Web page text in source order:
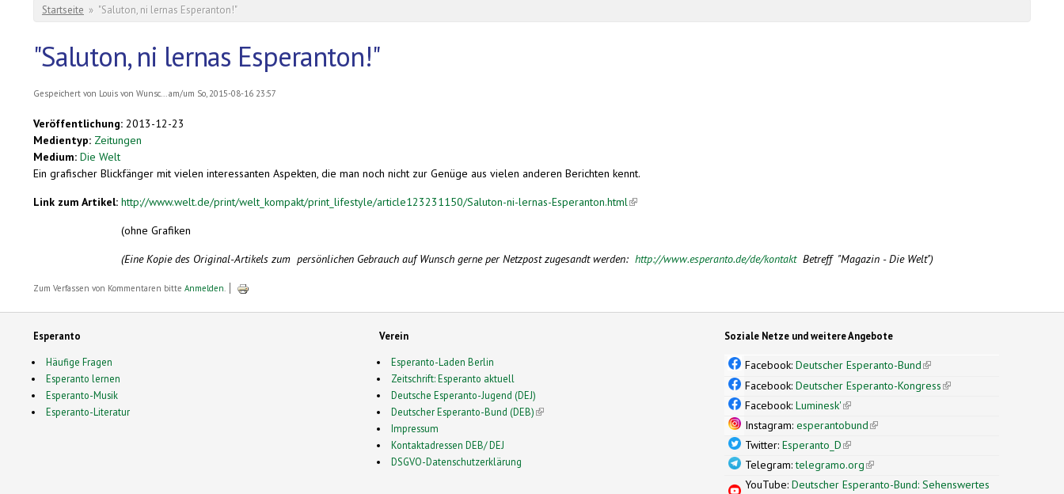
Sie sind hier
Startseite » "Saluton, ni lernas Esperanton!"
"Saluton, ni lernas Esperanton!"
Gespeichert von Louis von Wunsc...am/um So, 2015-08-16 23:57
Veröffentlichung: 2013-12-23
Medientyp: Zeitungen
Medium: Die Welt
Ein grafischer Blickfänger mit vielen interessanten Aspekten, die man noch nicht zur Genüge aus vielen anderen Berichten kennt.
Link zum Artikel: http://www.welt.de/print/welt_kompakt/print_lifestyle/article123231150/Saluton-ni-lernas-Esperanton.html(link is external)
(ohne Grafiken
(Eine Kopie des Original-Artikels zum persönlichen Gebrauch auf Wunsch gerne per Netzpost zugesandt werden: http://www.esperanto.de/de/kontakt Betreff "Magazin - Die Welt")
Zum Verfassen von Kommentaren bitte Anmelden.
Esperanto
Häufige Fragen
Esperanto lernen
Esperanto-Musik
Esperanto-Literatur
Verein
Esperanto-Laden Berlin
Zeitschrift: Esperanto aktuell
Deutsche Esperanto-Jugend (DEJ)
Deutscher Esperanto-Bund (DEB)(link is external)
Impressum
Kontaktadressen DEB/ DEJ
DSGVO-Datenschutzerklärung
Soziale Netze und weitere Angebote
Facebook:Deutscher Esperanto-Bund(link is external)
Facebook:Deutscher Esperanto-Kongress(link is external)
Facebook:Luminesk'(link is external)
Instagram:esperantobund(link is external)
Twitter:Esperanto_D(link is external)
Telegram:telegramo.org(link is external)
YouTube:Deutscher Esperanto-Bund: Sehenswertes